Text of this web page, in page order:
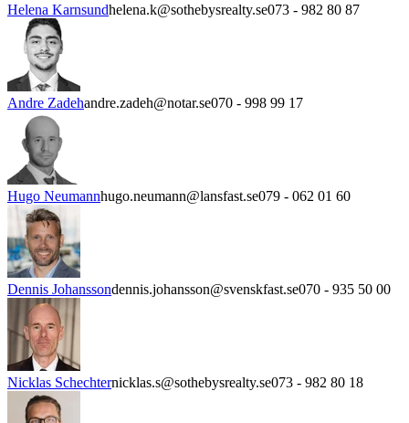
Helena Karnsundhelena.k@sothebysrealty.se073 - 982 80 87
Andre Zadehandre.zadeh@notar.se070 - 998 99 17
Hugo Neumannhugo.neumann@lansfast.se079 - 062 01 60
Dennis Johanssondennis.johansson@svenskfast.se070 - 935 50 00
Nicklas Schechternicklas.s@sothebysrealty.se073 - 982 80 18